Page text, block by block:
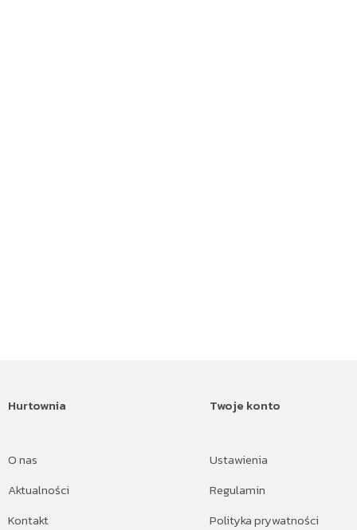
Hurtownia
O nas
Aktualności
Kontakt
Twoje konto
Ustawienia
Regulamin
Polityka prywatności